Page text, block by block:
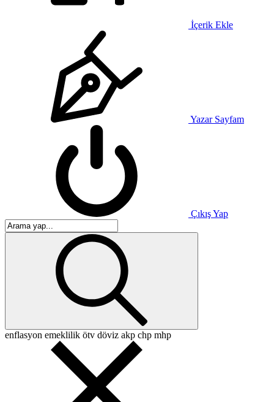
İçerik Ekle
Yazar Sayfam
Çıkış Yap
enflasyon emeklilik ötv döviz akp chp mhp